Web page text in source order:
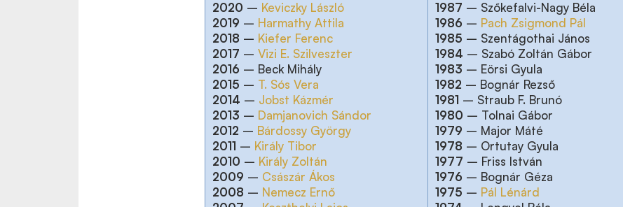
2020 – Keviczky László
2019 – Harmathy Attila
2018 – Kiefer Ferenc
2017 – Vizi E. Szilveszter
2016 – Beck Mihály
2015 – T. Sós Vera
2014 – Jobst Kázmér
2013 – Damjanovich Sándor
2012 – Bárdossy György
2011 – Király Tibor
2010 – Király Zoltán
2009 – Császár Ákos
2008 – Nemecz Ernő
1987 – Szőkefalvi-Nagy Béla
1986 – Pach Zsigmond Pál
1985 – Szentágothai János
1984 – Szabó Zoltán Gábor
1983 – Eörsi Gyula
1982 – Bognár Rezső
1981 – Straub F. Brunó
1980 – Tolnai Gábor
1979 – Major Máté
1978 – Ortutay Gyula
1977 – Friss István
1976 – Bognár Géza
1975 – Pál Lénárd